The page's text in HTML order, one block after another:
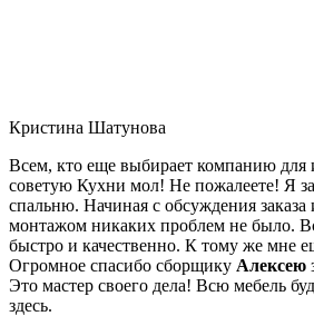
Кристина Шатунова
Всем, кто еще выбирает компанию для
советую Кухни мол! Не пожалеете! Я
спальню. Начиная с обсуждения заказа
монтажом никаких проблем не было.
быстро и качественно. К тому же мне
Огромное спасибо сборщику Алексею
Это мастер своего дела! Всю мебель
здесь.